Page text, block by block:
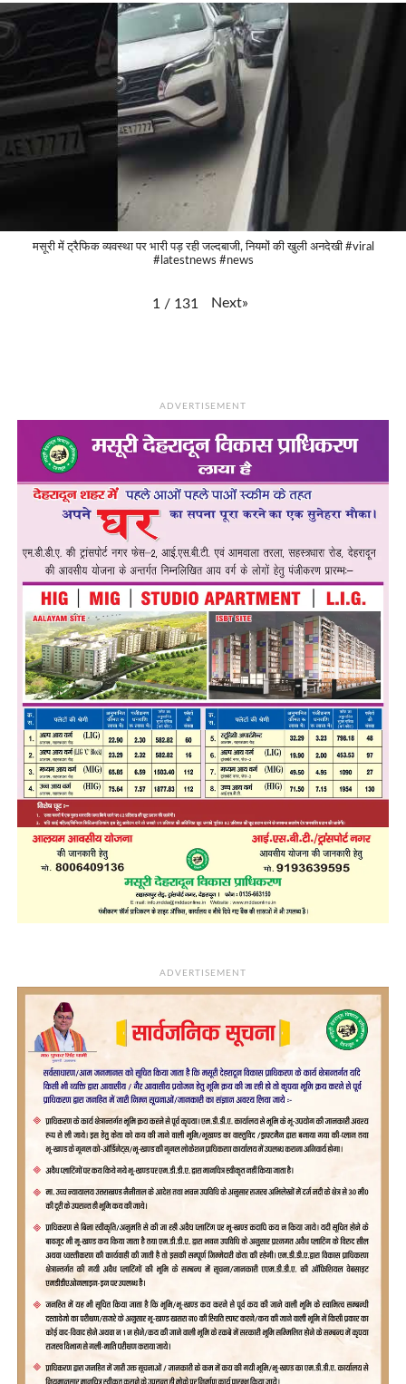
मसूरी में ट्रैफिक व्यवस्था पर भारी पड़ रही जल्दबाजी, नियमों की खुली अनदेखी #viral
#latestnews #news
1 / 131 Next»
ADVERTISEMENT
ADVERTISEMENT